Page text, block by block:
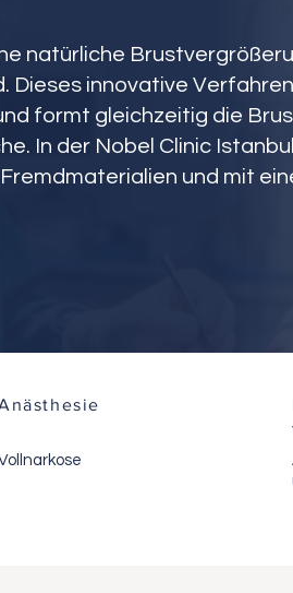
natürliche
Dieses innovative
formt gleichzeitig die
In der Nobel Clinic
und mit